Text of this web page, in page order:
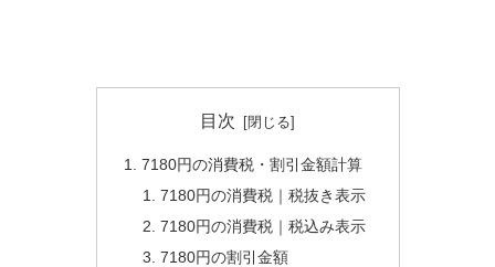
目次
7180円の消費税・割引金額計算
7180円の消費税｜税抜き表示
7180円の消費税｜税込み表示
7180円の割引金額